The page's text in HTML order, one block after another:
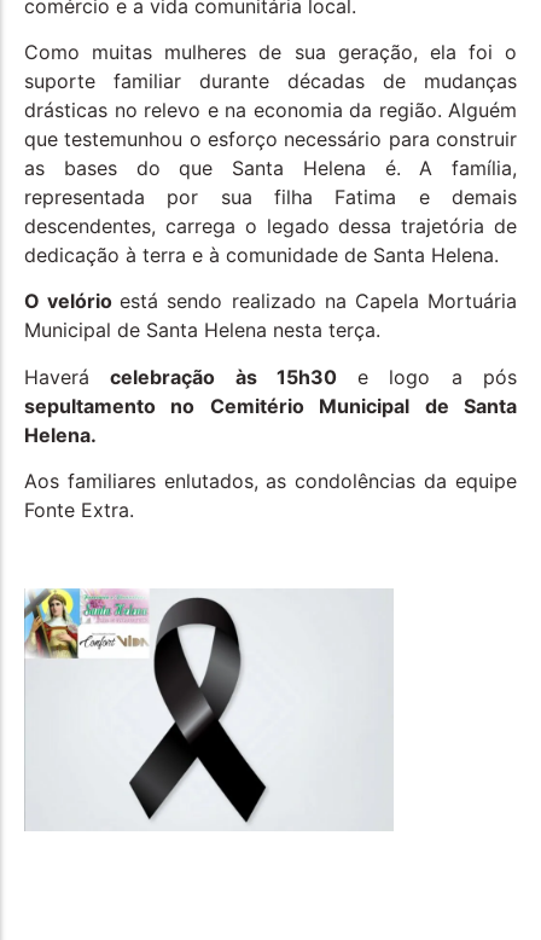
comércio e a vida comunitária local.
Como muitas mulheres de sua geração, ela foi o
suporte familiar durante décadas de mudanças
drásticas no relevo e na economia da região. Alguém
que testemunhou o esforço necessário para construir
as bases do que Santa Helena é. A família,
representada por sua filha Fatima e demais
descendentes, carrega o legado dessa trajetória de
dedicação à terra e à comunidade de Santa Helena.
O velórioestá sendo realizado na Capela Mortuária
Municipal de Santa Helena nesta terça.
Haverácelebração às 15h30e logo a pós
sepultamento no Cemitério Municipal de Santa
Helena.
Aos familiares enlutados, as condolências da equipe
Fonte Extra.